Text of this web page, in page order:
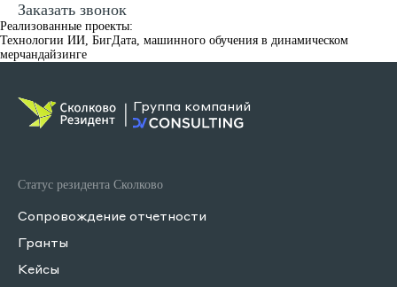
Заказать звонок
Реализованные проекты:
Технологии ИИ, БигДата, машинного обучения в динамическом
мерчандайзинге
Группа компаний
Статус резидента Сколково
Сопровождение отчетности
Гранты
Кейсы